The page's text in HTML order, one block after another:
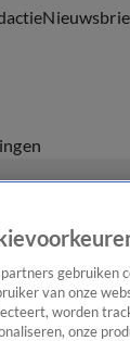
partners gebruiken
van onze
worden
onze